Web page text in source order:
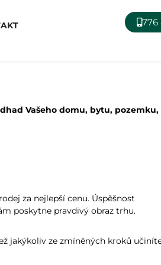
776
Vašeho domu, bytu, pozemku,
za nejlepší cenu. Úspěšnost
poskytne pravdivý obraz trhu.
jakýkoliv ze zmíněných kroků